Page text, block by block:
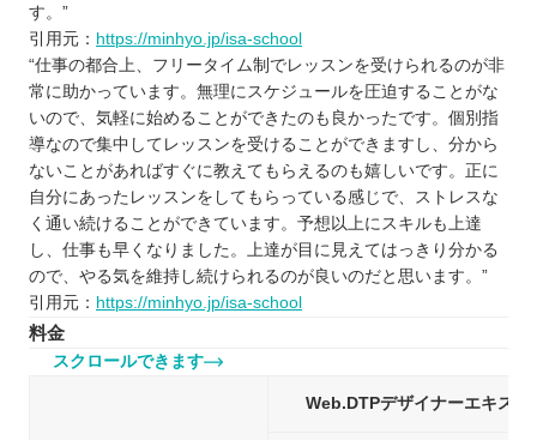
す。”
引用元： https://minhyo.jp/isa-school
“仕事の都合上、フリータイム制でレッスンを受けられるのが非
常に助かっています。無理にスケジュールを圧迫することがな
いので、気軽に始めることができたのも良かったです。個別指
導なので集中してレッスンを受けることができますし、分から
ないことがあればすぐに教えてもらえるのも嬉しいです。正に
自分にあったレッスンをしてもらっている感じで、ストレスな
く通い続けることができています。予想以上にスキルも上達
し、仕事も早くなりました。上達が目に見えてはっきり分かる
ので、やる気を維持し続けられるのが良いのだと思います。”
引用元： https://minhyo.jp/isa-school
料金
スクロールできます
Web.DTPデザイナーエキスパ